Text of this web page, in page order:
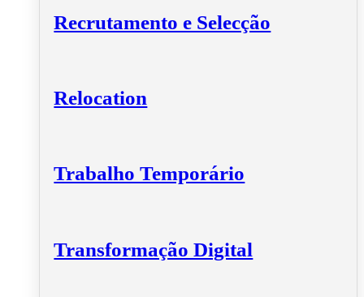
Recrutamento e Selecção
Relocation
Trabalho Temporário
Transformação Digital